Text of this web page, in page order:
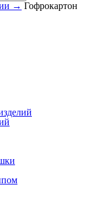
→ Гофрокартон